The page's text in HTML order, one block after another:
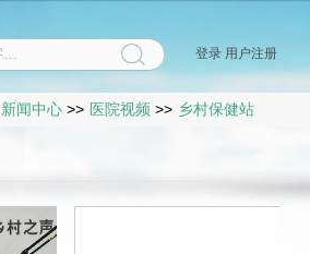
登录 用户注册
新闻中心 >> 医院视频 >> 乡村保健站